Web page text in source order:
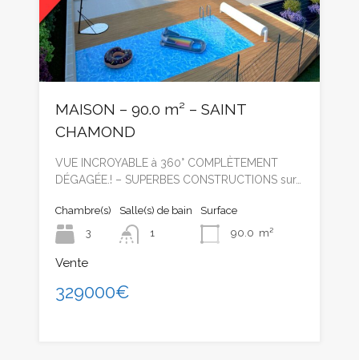
MAISON – 90.0 m² – SAINT
CHAMOND
VUE INCROYABLE à 360° COMPLÈTEMENT
DÉGAGÉE.! – SUPERBES CONSTRUCTIONS sur…
Chambre(s)
3
Salle(s) de bain
1
Surface
90.0 m²
Vente
329000€